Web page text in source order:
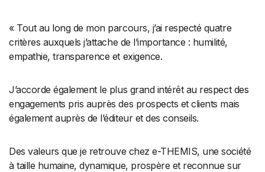
« Tout au long de mon parcours, j’ai respecté quatre
critères auxquels j’attache de l’importance : humilité,
empathie, transparence et exigence.
J’accorde également le plus grand intérêt au respect des
engagements pris auprès des prospects et clients mais
également auprès de l’éditeur et des conseils.
Des valeurs que je retrouve chez e-THEMIS, une société
à taille humaine, dynamique, prospère et reconnue sur